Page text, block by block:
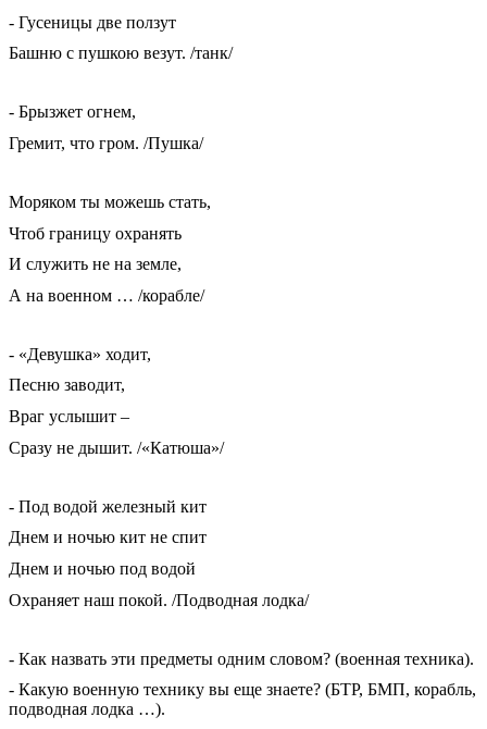
- Гусеницы две ползут
Башню с пушкою везут. /танк/
- Брызжет огнем,
Гремит, что гром. /Пушка/
Моряком ты можешь стать,
Чтоб границу охранять
И служить не на земле,
А на военном … /корабле/
- «Девушка» ходит,
Песню заводит,
Враг услышит –
Сразу не дышит. /«Катюша»/
- Под водой железный кит
Днем и ночью кит не спит
Днем и ночью под водой
Охраняет наш покой. /Подводная лодка/
- Как назвать эти предметы одним словом? (военная техника).
- Какую военную технику вы еще знаете? (БТР, БМП, корабль,
подводная лодка …).